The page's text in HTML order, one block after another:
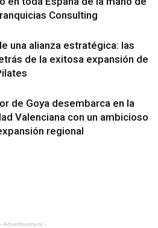
Consulting
una alianza estratégica: las
de la exitosa expansión de
de Goya desembarca en la
Valenciana con un ambicioso
regional
- Advertisement -